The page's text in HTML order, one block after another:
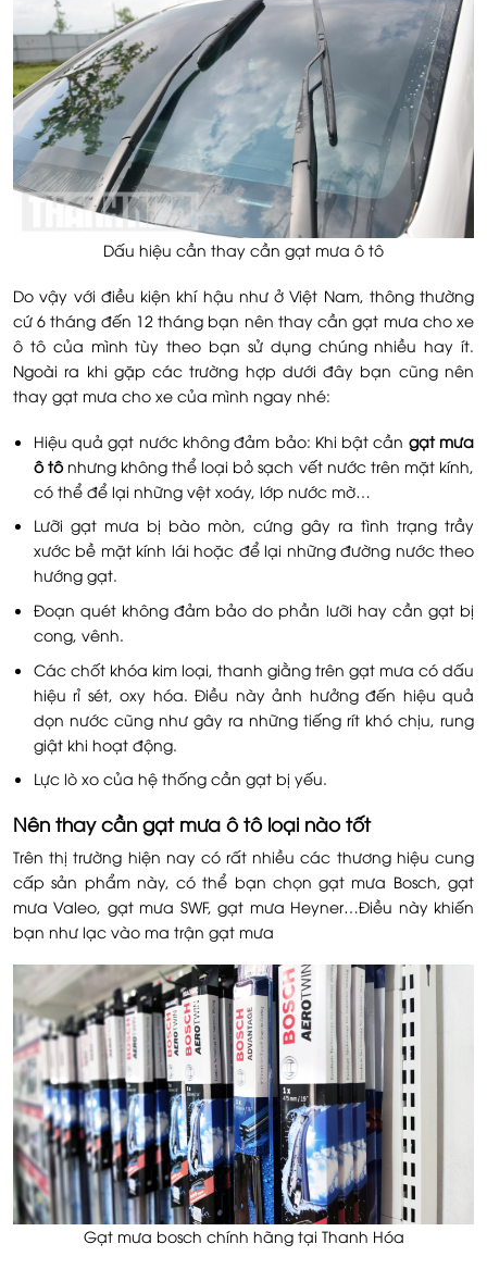
Dấu hiệu cần thay cần gạt mưa ô tô
Do vậy với điều kiện khí hậu như ở Việt Nam, thông thường
cứ 6 tháng đến 12 tháng bạn nên thay cần gạt mưa cho xe
ô tô của mình tùy theo bạn sử dụng chúng nhiều hay ít.
Ngoài ra khi gặp các trường hợp dưới đây bạn cũng nên
thay gạt mưa cho xe của mình ngay nhé:
Hiệu quả gạt nước không đảm bảo: Khi bật cần gạt mưa
ô tônhưng không thể loại bỏ sạch vết nước trên mặt kính,
có thể để lại những vệt xoáy, lớp nước mờ…
Lưỡi gạt mưa bị bào mòn, cứng gây ra tình trạng trầy
xước bề mặt kính lái hoặc để lại những đường nước theo
hướng gạt.
Đoạn quét không đảm bảo do phần lưỡi hay cần gạt bị
cong, vênh.
Các chốt khóa kim loại, thanh giằng trên gạt mưa có dấu
hiệu rỉ sét, oxy hóa. Điều này ảnh hưởng đến hiệu quả
dọn nước cũng như gây ra những tiếng rít khó chịu, rung
giật khi hoạt động.
Lực lò xo của hệ thống cần gạt bị yếu.
Nên thay cần gạt mưa ô tô loại nào tốt
Trên thị trường hiện nay có rất nhiều các thương hiệu cung
cấp sản phẩm này, có thể bạn chọn gạt mưa Bosch, gạt
mưa Valeo, gạt mưa SWF, gạt mưa Heyner…Điều này khiến
bạn như lạc vào ma trận gạt mưa
Gạt mưa bosch chính hãng tại Thanh Hóa